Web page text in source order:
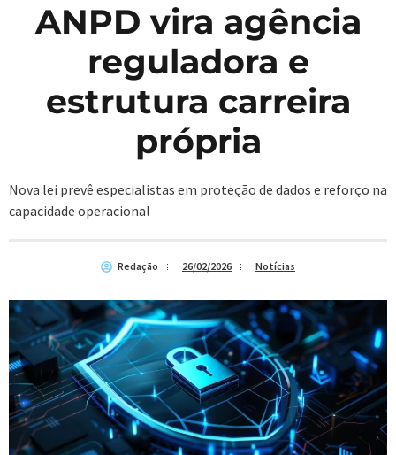
ANPD vira agência
reguladora e
estrutura carreira
própria
Nova lei prevê especialistas em proteção de dados e reforço na
capacidade operacional
Redação 26/02/2026 Notícias